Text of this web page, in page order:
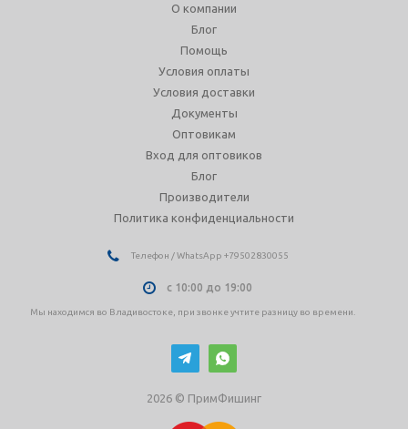
О компании
Блог
Помощь
Условия оплаты
Условия доставки
Документы
Оптовикам
Вход для оптовиков
Блог
Производители
Политика конфиденциальности
Телефон / WhatsApp +79502830055
с 10:00 до 19:00
Мы находимся во Владивостоке, при звонке учтите разницу во времени.
2026 © ПримФишинг